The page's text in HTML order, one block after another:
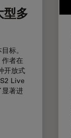
型多
标。
者在
开放式
Live
显著进